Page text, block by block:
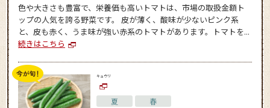
色や大きさも豊富で、栄養価も高いトマトは、市場の取扱金額ト
ップの人気を誇る野菜です。 皮が薄く、酸味が少ないピンク系
と、皮も赤く、うま味が強い赤系のトマトがあります。トマトを...
続きはこちら
キュウリ
夏 春